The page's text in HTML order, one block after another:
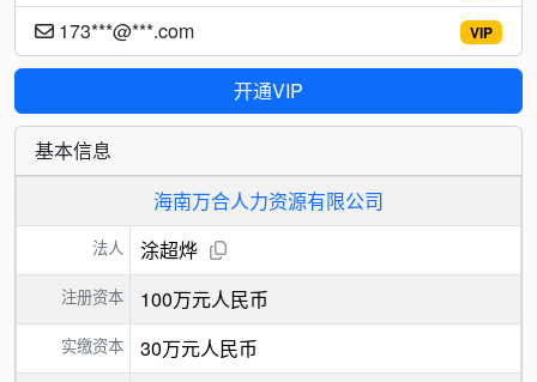
VIP
173***@***.com
开通VIP
基本信息
海南万合人力资源有限公司
法人 涂超烨
注册资本 100万元人民币
实缴资本 30万元人民币